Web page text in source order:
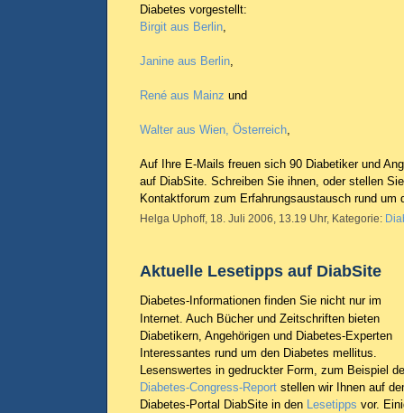
Diabetes vorgestellt:
Birgit aus Berlin,
Janine aus Berlin,
René aus Mainz und
Walter aus Wien, Österreich,
Auf Ihre E-Mails freuen sich 90 Diabetiker und
auf DiabSite. Schreiben Sie ihnen, oder stellen
Kontaktforum zum Erfahrungsaustausch rund um
Helga Uphoff, 18. Juli 2006, 13.19 Uhr, Kategorie:
Aktuelle Lesetipps auf DiabSite
Diabetes-Informationen finden Sie nicht nur im
Internet. Auch Bücher und Zeitschriften bieten
Diabetikern, Angehörigen und Diabetes-Experten
Interessantes rund um den Diabetes mellitus.
Lesenswertes in gedruckter Form, zum Beispiel
Diabetes-Congress-Report stellen wir Ihnen auf
Diabetes-Portal DiabSite in den Lesetipps vor.